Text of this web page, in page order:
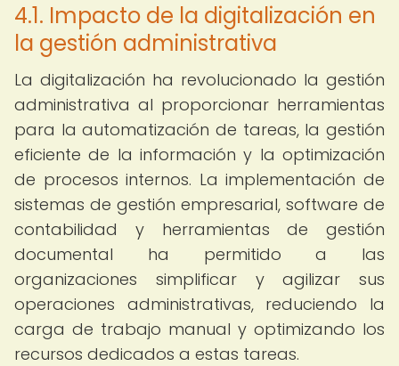
4.1. Impacto de la digitalización en
la gestión administrativa
La digitalización ha revolucionado la gestión
administrativa al proporcionar herramientas
para la automatización de tareas, la gestión
eficiente de la información y la optimización
de procesos internos. La implementación de
sistemas de gestión empresarial, software de
contabilidad y herramientas de gestión
documental ha permitido a las
organizaciones simplificar y agilizar sus
operaciones administrativas, reduciendo la
carga de trabajo manual y optimizando los
recursos dedicados a estas tareas.